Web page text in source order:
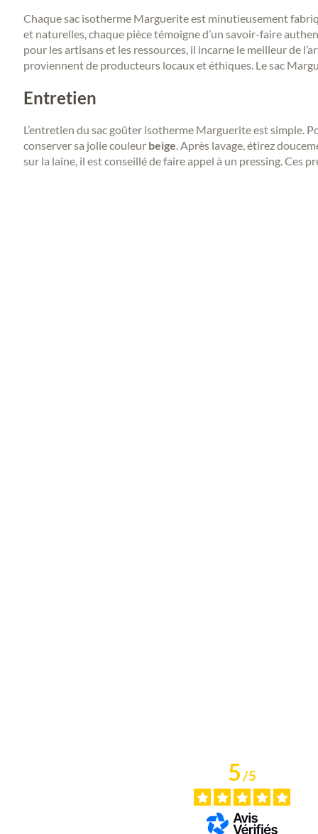
Chaque sac isotherme Marguerite est minutieusement
et naturelles, chaque pièce témoigne d’un savoir-faire
pour les artisans et les ressources, il incarne le meilleur de
proviennent de producteurs locaux et éthiques. Le sac
Entretien
L’entretien du sac goûter isotherme Marguerite est simple.
conserver sa jolie couleur beige. Après lavage, étirez
sur la laine, il est conseillé de faire appel à un pressing. Ces
5/5